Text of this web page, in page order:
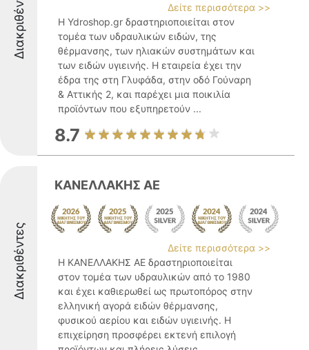
Διακριθέντες
Δείτε περισσότερα >>
Η Ydroshop.gr δραστηριοποιείται στον
τομέα των υδραυλικών ειδών, της
θέρμανσης, των ηλιακών συστημάτων και
των ειδών υγιεινής. Η εταιρεία έχει την
έδρα της στη Γλυφάδα, στην οδό Γούναρη
& Αττικής 2, και παρέχει μια ποικιλία
προϊόντων που εξυπηρετούν ...
8.7
Διακριθέντες
ΚΑΝΕΛΛΑΚΗΣ ΑΕ
Δείτε περισσότερα >>
Η ΚΑΝΕΛΛΑΚΗΣ ΑΕ δραστηριοποιείται
στον τομέα των υδραυλικών από το 1980
και έχει καθιερωθεί ως πρωτοπόρος στην
ελληνική αγορά ειδών θέρμανσης,
φυσικού αερίου και ειδών υγιεινής. Η
επιχείρηση προσφέρει εκτενή επιλογή